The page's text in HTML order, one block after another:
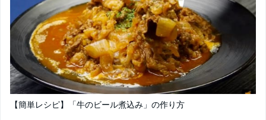
【簡単レシピ】「牛のビール煮込み」の作り方